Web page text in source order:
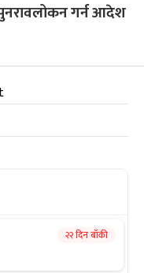
गर्न आदेश
२२ दिन बाँकी